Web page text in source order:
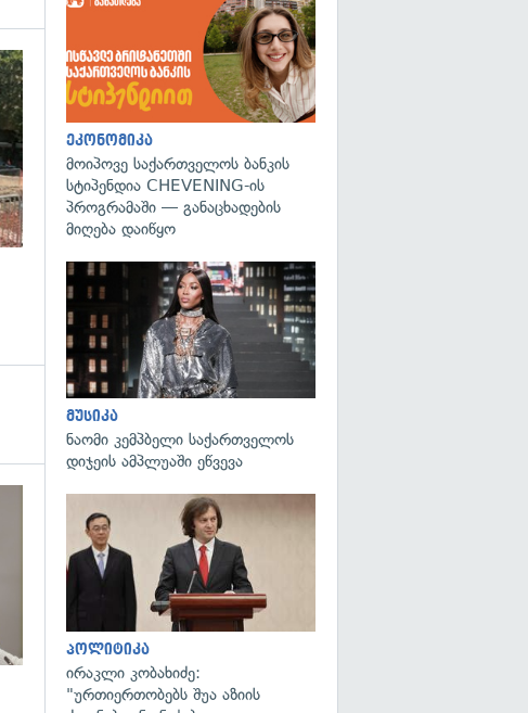
გადახედვა
ეკონომიკა
მოიპოვე საქართველოს ბანკის
სტიპენდია CHEVENING-ის
პროგრამაში — განაცხადების
მიღება დაიწყო
მუსიკა
ნაომი კემპბელი საქართველოს
დიჯეის ამპლუაში ეწვევა
პოლიტიკა
ირაკლი კობახიძე:
"ურთიერთობებს შუა აზიის